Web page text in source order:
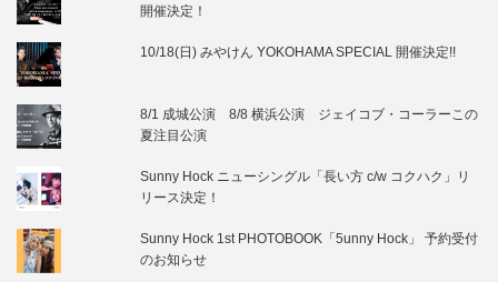
開催決定！
10/18(日) みやけん YOKOHAMA SPECIAL 開催決定!!
8/1 成城公演 8/8 横浜公演 ジェイコブ・コーラーこの
夏注目公演
Sunny Hock ニューシングル「長い方 c/w コクハク」リ
リース決定！
Sunny Hock 1st PHOTOBOOK「5unny Hock」 予約受付
のお知らせ